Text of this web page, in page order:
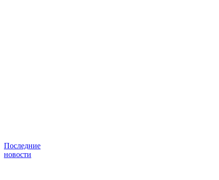
Последние
новости